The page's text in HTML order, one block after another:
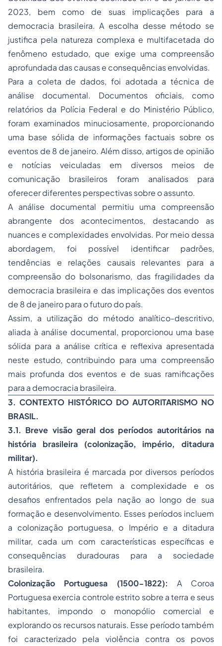
2023, bem como de suas implicações para a
democracia brasileira. A escolha desse método se
justifica pela natureza complexa e multifacetada do
fenômeno estudado, que exige uma compreensão
aprofundada das causas e consequências envolvidas.
Para a coleta de dados, foi adotada a técnica de
análise documental. Documentos oficiais, como
relatórios da Polícia Federal e do Ministério Público,
foram examinados minuciosamente, proporcionando
uma base sólida de informações factuais sobre os
eventos de 8 de janeiro. Além disso, artigos de opinião
e notícias veiculadas em diversos meios de
comunicação brasileiros foram analisados para
oferecer diferentes perspectivas sobre o assunto.
A análise documental permitiu uma compreensão
abrangente dos acontecimentos, destacando as
nuances e complexidades envolvidas. Por meio dessa
abordagem, foi possível identificar padrões,
tendências e relações causais relevantes para a
compreensão do bolsonarismo, das fragilidades da
democracia brasileira e das implicações dos eventos
de 8 de janeiro para o futuro do país.
Assim, a utilização do método analítico-descritivo,
aliada à análise documental, proporcionou uma base
sólida para a análise crítica e reflexiva apresentada
neste estudo, contribuindo para uma compreensão
mais profunda dos eventos e de suas ramificações
para a democracia brasileira.
3. CONTEXTO HISTÓRICO DO AUTORITARISMO NO
BRASIL.
3.1. Breve visão geral dos períodos autoritários na
história brasileira (colonização, império, ditadura
militar).
A história brasileira é marcada por diversos períodos
autoritários, que refletem a complexidade e os
desafios enfrentados pela nação ao longo de sua
formação e desenvolvimento. Esses períodos incluem
a colonização portuguesa, o Império e a ditadura
militar, cada um com características específicas e
consequências duradouras para a sociedade
brasileira.
Colonização Portuguesa (1500-1822): A Coroa
Portuguesa exercia controle estrito sobre a terra e seus
habitantes, impondo o monopólio comercial e
explorando os recursos naturais. Esse período também
foi caracterizado pela violência contra os povos